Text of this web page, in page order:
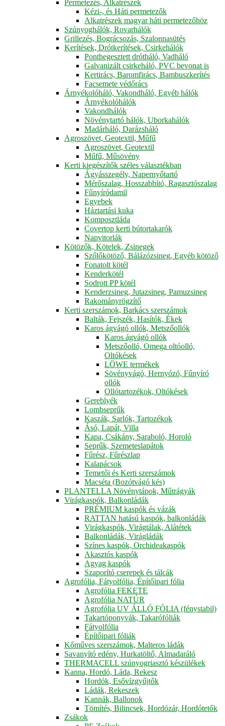
Permetezés, Alkatrészek
Kézi-, és Háti permetezők
Alkatrészek magyar háti permetezőhöz
Szúnyoghálók, Rovarhálók
Grillezés, Bográcsozás, Szalonnasütés
Kerítések, Drótkerítések, Csirkehálók
Ponthegesztett drótháló, Vadháló
Galvanizált csirkeháló, PVC bevonat is
Kertirács, Baromfirács, Bambuszkerítés
Facsemete védőrács
Árnyékolóháló, Vakondháló, Egyéb hálók
Árnyékolóhálók
Vakondhálók
Növénytartó hálók, Uborkahálók
Madárháló, Darázsháló
Agroszövet, Geotextil, Műfű
Agroszövet, Geotextil
Műfű, Műsövény
Kerti kiegészítők széles választékban
Ágyásszegély, Napernyőtartó
Mérőszalag, Hosszabbító, Ragasztószalag
Fűnyíródamil
Egyebek
Háztartási kuka
Komposztláda
Covertop kerti bútortakarók
Napvitorlák
Kötözők, Kötelek, Zsinegek
Szőlőkötöző, Bálázózsineg, Egyéb kötöző
Fonatolt kötél
Kenderkötél
Sodrott PP kötél
Kenderzsineg, Jutazsineg, Pamuzsineg
Rakományrögzítő
Kerti szerszámok, Barkács szerszámok
Balták, Fejszék, Hasítók, Ékek
Karos ágvágó ollók, Metszőollók
Karos ágvágó ollók
Metszőolló, Omega oltóolló,
Oltókések
LÖWE termékek
Sövényvágó, Hernyózó, Fűnyíró
ollók
Ollótartozékok, Oltókések
Gereblyék
Lombseprűk
Kaszák, Sarlók, Tartozékok
Ásó, Lapát, Villa
Kapa, Csákány, Saraboló, Horoló
Seprűk, Szemeteslapátok
Fűrész, Fűrészlap
Kalapácsok
Temetői és Kerti szerszámok
Macséta (Bozótvágó kés)
PLANTELLA Növénytápok, Műtrágyák
Virágkaspók, Balkonládák
PRÉMIUM kaspók és vázák
RATTAN hatású kaspók, balkonládák
Virágkaspók, Virágtálak, Alátétek
Balkonládák, Virágládák
Színes kaspók, Orchideakaspók
Akasztós kaspók
Agyag kaspók
Szaporító cserepek és tálcák
Agrofólia, Fátyolfólia, Építőipari fólia
Agrofólia FEKETE
Agrofólia NATÚR
Agrofólia UV ÁLLÓ FÓLIA (fénystabil)
Takartóponyvák, Takarófóliák
Fátyolfólia
Építőipari fóliák
Kőműves szerszámok, Malteros ládák
Savanyító edény, Hurkatöltő, Almadaráló
THERMACELL szúnyogriasztó készülékek
Kanna, Hordó, Láda, Rekesz
Hordók, Esővízgyűjtők
Ládák, Rekeszek
Kannák, Ballonok
Tömítés, Bilincsek, Hordózár, Hordótetők
Zsákok